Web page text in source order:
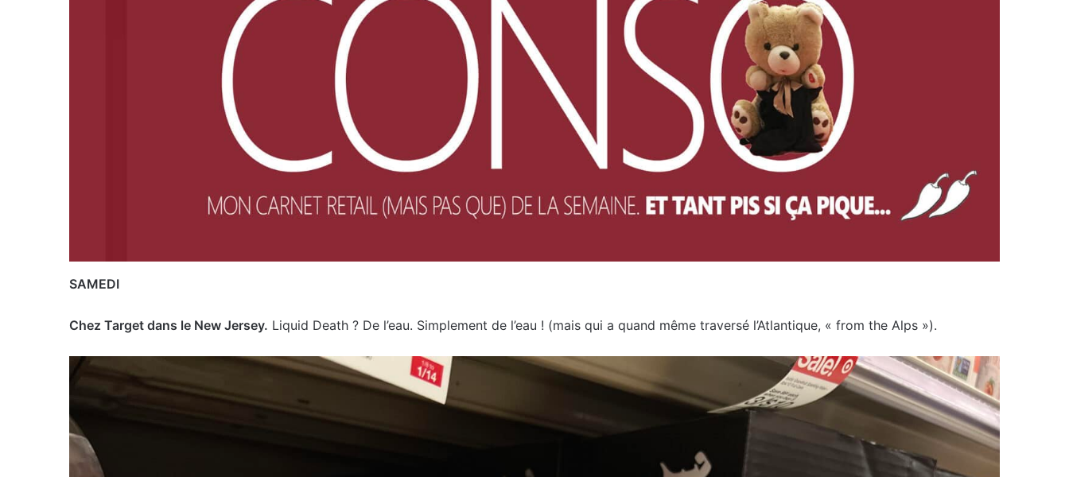
SAMEDI
Chez Target dans le New Jersey. Liquid Death ? De l’eau. Simplement de l’eau ! (mais qui a quand même traversé l’Atlantique, « from the Alps »).